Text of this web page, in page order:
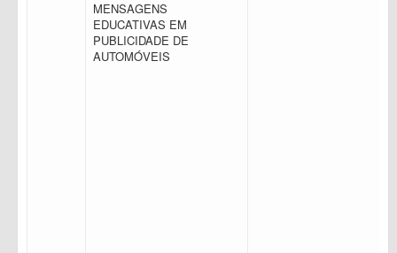
MENSAGENS
EDUCATIVAS EM
PUBLICIDADE DE
AUTOMÓVEIS